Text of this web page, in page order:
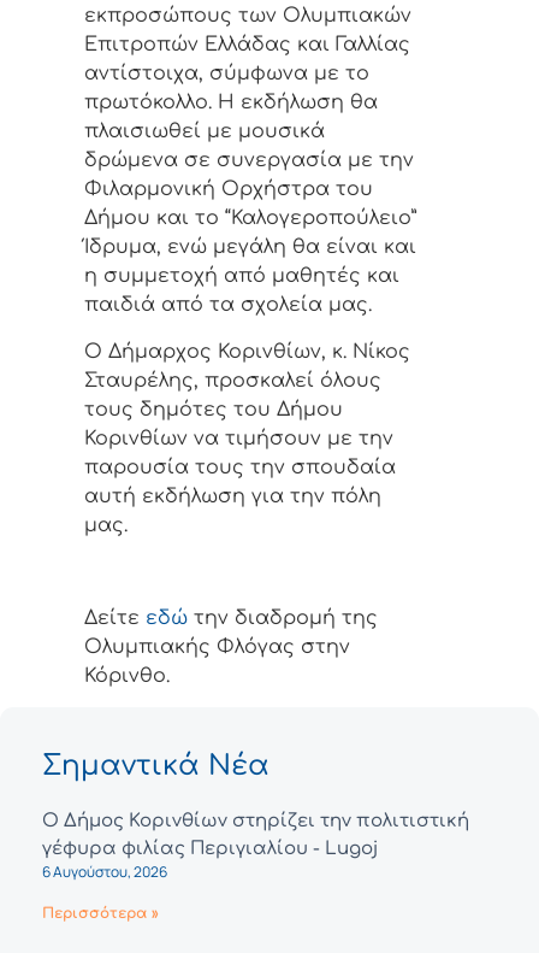
εκπροσώπους των Ολυμπιακών
Επιτροπών Ελλάδας και Γαλλίας
αντίστοιχα, σύμφωνα με το
πρωτόκολλο. Η εκδήλωση θα
πλαισιωθεί με μουσικά
δρώμενα σε συνεργασία με την
Φιλαρμονική Ορχήστρα του
Δήμου και το “Καλογεροπούλειο”
Ίδρυμα, ενώ μεγάλη θα είναι και
η συμμετοχή από μαθητές και
παιδιά από τα σχολεία μας.
Ο Δήμαρχος Κορινθίων, κ. Νίκος
Σταυρέλης, προσκαλεί όλους
τους δημότες του Δήμου
Κορινθίων να τιμήσουν με την
παρουσία τους την σπουδαία
αυτή εκδήλωση για την πόλη
μας.
Δείτε εδώ την διαδρομή της
Ολυμπιακής Φλόγας στην
Κόρινθο.
Σημαντικά Νέα
Ο Δήμος Κορινθίων στηρίζει την πολιτιστική
γέφυρα φιλίας Περιγιαλίου - Lugoj
6 Αυγούστου, 2026
Περισσότερα »